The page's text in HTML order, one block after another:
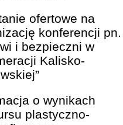
ofertowe na
konferencji pn.
i bezpieczni w
Kalisko-
o wynikach
plastyczno-